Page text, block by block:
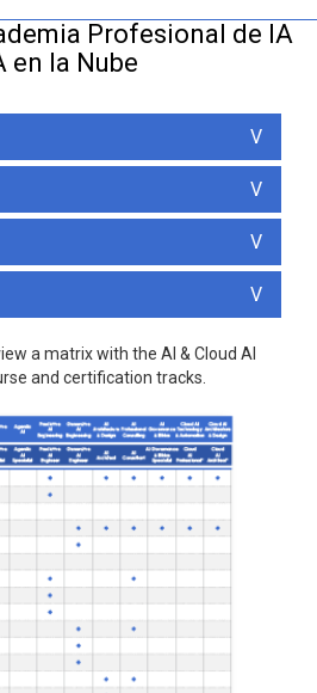
Profesional de IA
en la Nube
V
V
V
V
a matrix with the AI & Cloud AI
and certification tracks.